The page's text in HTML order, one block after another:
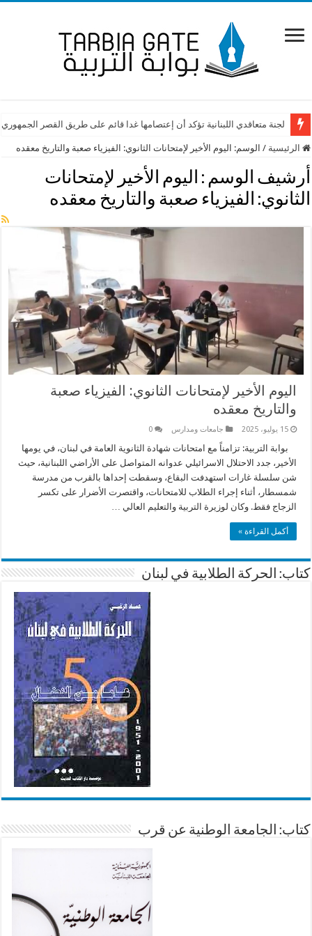
لجنة متعاقدي اللبنانية تؤكد أن إعتصامها غدا قائم على طريق القصر الجمهوري
الرئيسية / الوسم: اليوم الأخير لإمتحانات الثانوي: الفيزياء صعبة والتاريخ معقده
أرشيف الوسم : اليوم الأخير لإمتحانات
الثانوي: الفيزياء صعبة والتاريخ معقده
اليوم الأخير لإمتحانات الثانوي: الفيزياء صعبة
والتاريخ معقده
15 يوليو، 2025 جامعات ومدارس 0
بوابة التربية: تزامناً مع امتحانات شهادة الثانوية العامة في لبنان، في يومها
الأخير، جدد الاحتلال الاسرائيلي عدوانه المتواصل على الأراضي اللبنانية، حيث
شن سلسلة غارات استهدفت البقاع، وسقطت إحداها بالقرب من مدرسة
شمسطار، أثناء إجراء الطلاب للامتحانات، واقتصرت الأضرار على تكسر
الزجاج فقط. وكان لوزيرة التربية والتعليم العالي …
أكمل القراءة »
كتاب: الحركة الطلابية في لبنان
كتاب: الجامعة الوطنية عن قرب